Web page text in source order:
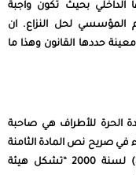
بحيث تكون واجبة
المؤسسي لحل النزاع. ان
حددها القانون وهذا ما
الحرة للأطراف هي صاحبة
في صريح نص المادة الثامنة
من قانون التحكيم الفلسطيني رقم (3) لسنة 2000 “تشكل هيئة